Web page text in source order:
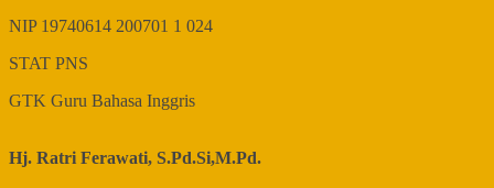
NIP 19740614 200701 1 024
STAT PNS
GTK Guru Bahasa Inggris
Hj. Ratri Ferawati, S.Pd.Si,M.Pd.